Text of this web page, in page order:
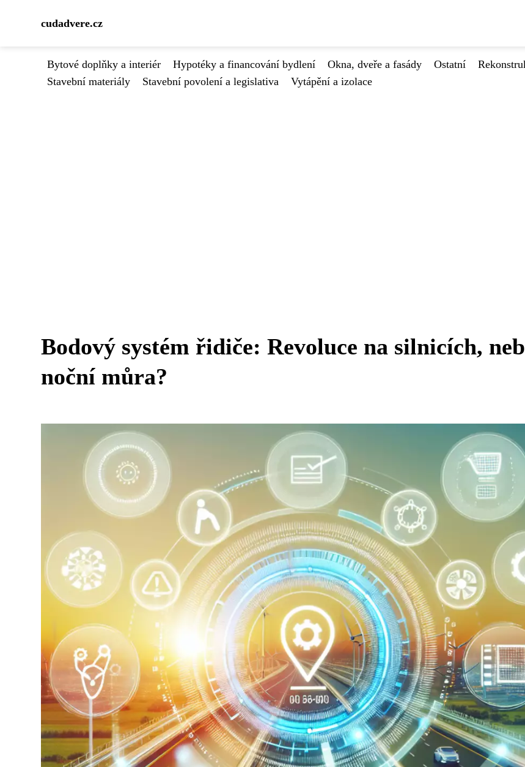
cudadvere.cz
Bytové doplňky a interiér Hypotéky a financování bydlení Okna, dveře a fasády Ostatní
Stavební materiály
Stavební povolení a legislativa Vytápění a izolace
Bodový systém řidiče: Revoluce na silnicích,
noční můra?